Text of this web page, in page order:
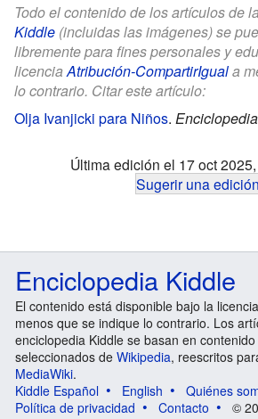
Todo el contenido de los artículos de la
Kiddle (incluidas las imágenes) se
libremente para fines personales y
licencia Atribución-CompartirIguala
lo contrario. Citar este artículo:
Olja Ivanjicki para Niños.
Última edición el 17 oct
Sugerir una edición
Enciclopedia Kiddle
El contenido está disponible bajo la licencia
menos que se indique lo contrario. Los
enciclopedia Kiddle se basan en
seleccionados de Wikipedia, reescritos
MediaWiki.
Kiddle Español
English
Quiénes
Política de privacidad
Contacto ©